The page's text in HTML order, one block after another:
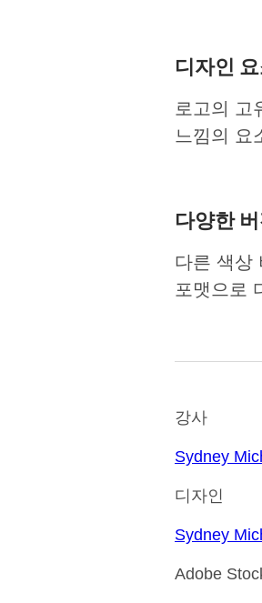
디자인
로고의 고
느낌의 요
다양한
다른 색상
포맷으로
강사
Sydney
디자인
Sydney
Adobe